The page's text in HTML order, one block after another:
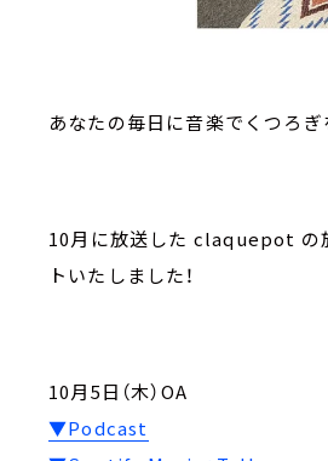
あなたの毎日に音楽でくつろぎ
10月に放送した claquepot の
トいたしました！
10月5日（木）OA
▼Podcast